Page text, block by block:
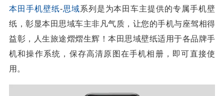
本田 手机壁纸-思域系列是为本田车主提供的专属手机壁
纸，彰显本田思域车主非凡气质，让您的手机与座驾相得
益彰，人生旅途熠熠生辉！本田思域壁纸适用于各品牌手
机和操作系统，保存高清原图在手机相册，即可直接使
用。